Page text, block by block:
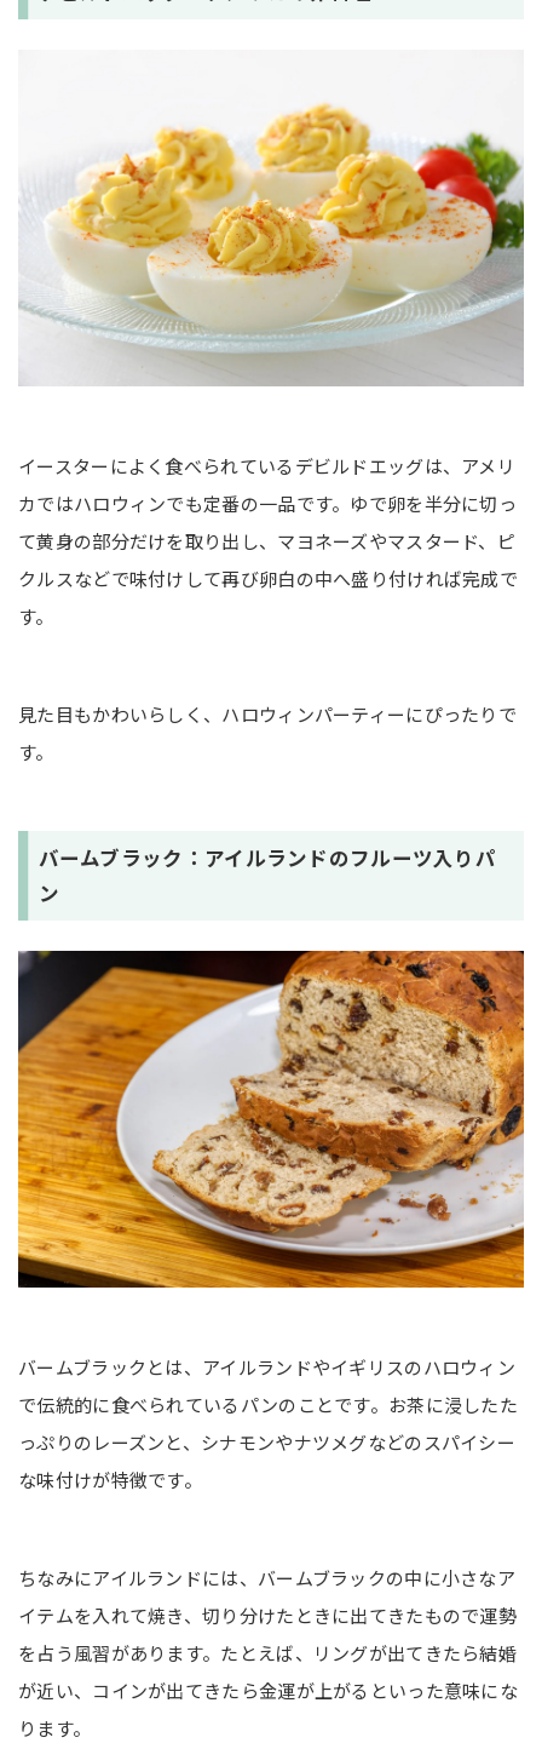
イースターによく食べられているデビルドエッグは、アメリ
カではハロウィンでも定番の一品です。ゆで卵を半分に切っ
て黄身の部分だけを取り出し、マヨネーズやマスタード、ピ
クルスなどで味付けして再び卵白の中へ盛り付ければ完成で
す。
見た目もかわいらしく、ハロウィンパーティーにぴったりで
す。
バームブラック：アイルランドのフルーツ入りパ
ン
バームブラックとは、アイルランドやイギリスのハロウィン
で伝統的に食べられているパンのことです。お茶に浸したた
っぷりのレーズンと、シナモンやナツメグなどのスパイシー
な味付けが特徴です。
ちなみにアイルランドには、バームブラックの中に小さなア
イテムを入れて焼き、切り分けたときに出てきたもので運勢
を占う風習があります。たとえば、リングが出てきたら結婚
が近い、コインが出てきたら金運が上がるといった意味にな
ります。